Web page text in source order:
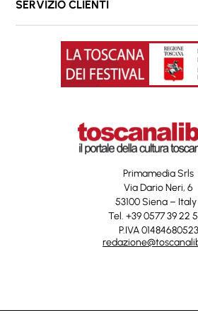
SERVIZIO CLIENTI
Primamedia Srls
Via Dario Neri, 6
53100 Siena – Italy
Tel. +39 0577 39 22
P.IVA 01484680523